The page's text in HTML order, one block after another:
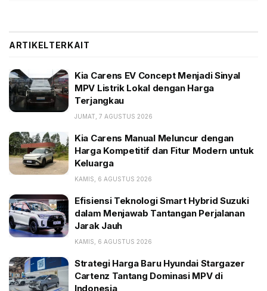
BACA JUGA:
Kia Carens EV Concept Menjadi Sinyal MPV Listrik
Lokal dengan Harga Terjangkau
Kia Carens Manual Meluncur dengan Harga
Kompetitif dan Fitur Modern untuk Keluarga
Efisiensi Teknologi Smart Hybrid Suzuki dalam
Menjawab Tantangan Perjalanan Jarak Jauh
Sementara itu, Kemenko menganggap otomotif tak
perlu diberi insentif, karena sudah kuat. Indikatornya,
penjualan BEV naik tajam dan terus digelar pameran
akbar model GIIAS dan GJAW. Fokus Kemenko tahun
depan adalah membantu pengembangan mobil
nasional.
Kemenperin menilai, industri otomotif saat ini sangat
ARTIKELTERKAIT
Kia Carens EV Concept Menjadi Sinyal
MPV Listrik Lokal dengan Harga
Terjangkau
JUMAT, 7 AGUSTUS 2026
Kia Carens Manual Meluncur dengan
Harga Kompetitif dan Fitur Modern untuk
Keluarga
KAMIS, 6 AGUSTUS 2026
Efisiensi Teknologi Smart Hybrid Suzuki
dalam Menjawab Tantangan Perjalanan
Jarak Jauh
KAMIS, 6 AGUSTUS 2026
Strategi Harga Baru Hyundai Stargazer
Cartenz Tantang Dominasi MPV di
Indonesia